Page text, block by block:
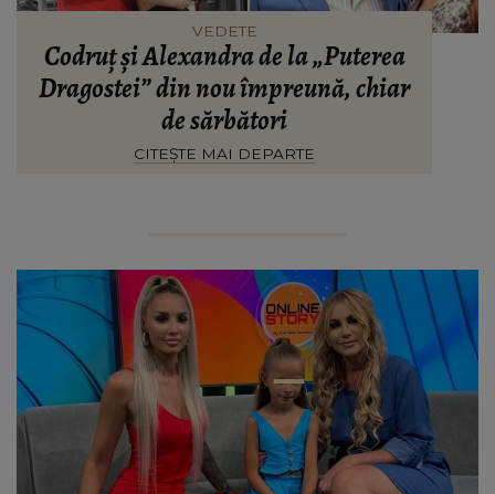
VEDETE
Codruț și Alexandra de la „Puterea
Dragostei” din nou împreună, chiar
de sărbători
CITEȘTE MAI DEPARTE